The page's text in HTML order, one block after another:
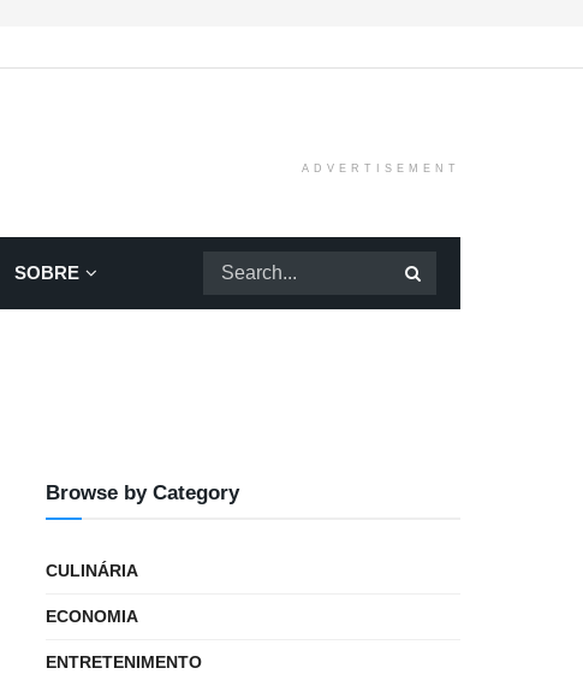
ADVERTISEMENT
SOBRE
Browse by Category
CULINÁRIA
ECONOMIA
ENTRETENIMENTO